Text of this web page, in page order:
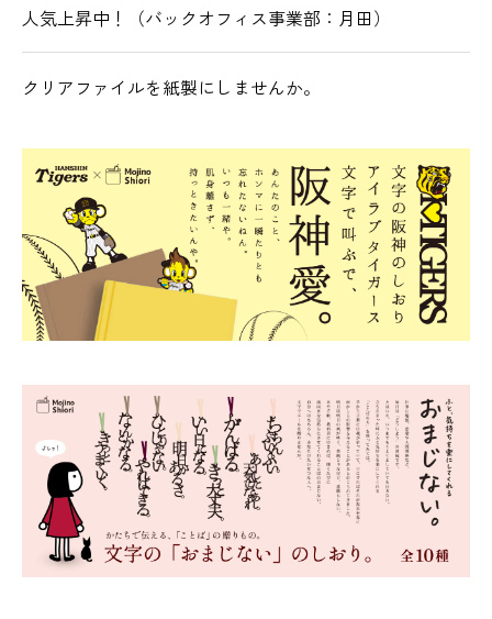
人気上昇中！（バックオフィス事業部：月田）
クリアファイルを紙製にしませんか。